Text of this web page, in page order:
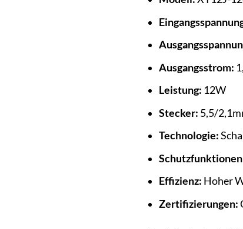
Ausgangsstrom:
Leistung: 12W
Stecker: 5,5/
Technologie:
Effizienz: Hoher
Zertifizierungen: